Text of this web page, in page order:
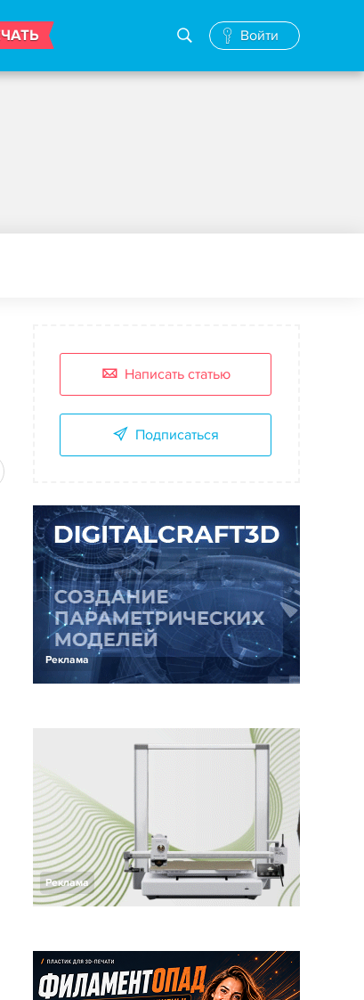
Войти
Написать статью
Подписаться
Реклама
Реклама